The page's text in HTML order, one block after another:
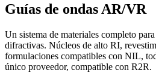
Guías de ondas AR/VR
Un sistema de materiales completo
difractivas. Núcleos de alto RI,
formulaciones compatibles con NIL,
único proveedor, compatible con R2R.